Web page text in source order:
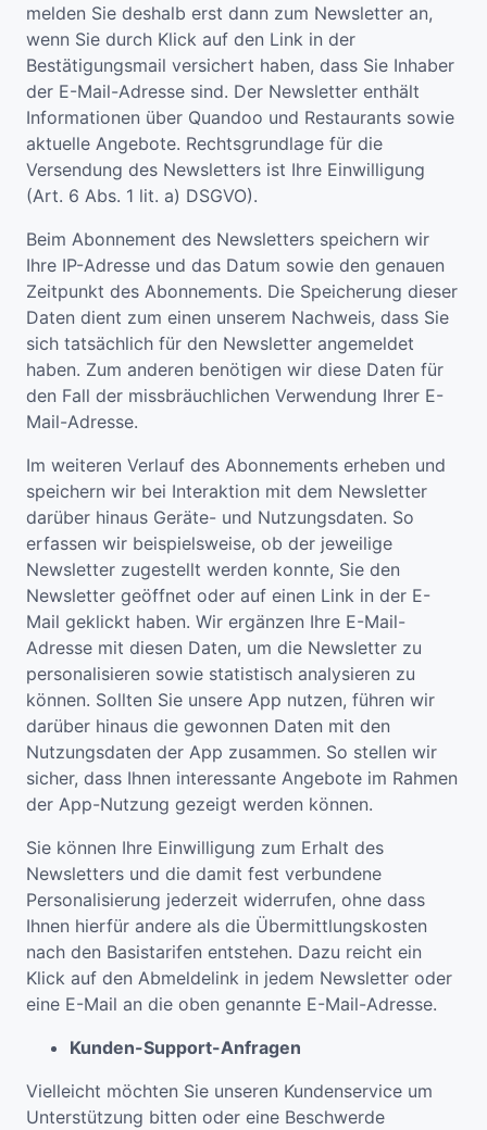
melden Sie deshalb erst dann zum Newsletter an,
wenn Sie durch Klick auf den Link in der
Bestätigungsmail versichert haben, dass Sie Inhaber
der E-Mail-Adresse sind. Der Newsletter enthält
Informationen über Quandoo und Restaurants sowie
aktuelle Angebote. Rechtsgrundlage für die
Versendung des Newsletters ist Ihre Einwilligung
(Art. 6 Abs. 1 lit. a) DSGVO).
Beim Abonnement des Newsletters speichern wir
Ihre IP-Adresse und das Datum sowie den genauen
Zeitpunkt des Abonnements. Die Speicherung dieser
Daten dient zum einen unserem Nachweis, dass Sie
sich tatsächlich für den Newsletter angemeldet
haben. Zum anderen benötigen wir diese Daten für
den Fall der missbräuchlichen Verwendung Ihrer E-
Mail-Adresse.
Im weiteren Verlauf des Abonnements erheben und
speichern wir bei Interaktion mit dem Newsletter
darüber hinaus Geräte- und Nutzungsdaten. So
erfassen wir beispielsweise, ob der jeweilige
Newsletter zugestellt werden konnte, Sie den
Newsletter geöffnet oder auf einen Link in der E-
Mail geklickt haben. Wir ergänzen Ihre E-Mail-
Adresse mit diesen Daten, um die Newsletter zu
personalisieren sowie statistisch analysieren zu
können. Sollten Sie unsere App nutzen, führen wir
darüber hinaus die gewonnen Daten mit den
Nutzungsdaten der App zusammen. So stellen wir
sicher, dass Ihnen interessante Angebote im Rahmen
der App-Nutzung gezeigt werden können.
Sie können Ihre Einwilligung zum Erhalt des
Newsletters und die damit fest verbundene
Personalisierung jederzeit widerrufen, ohne dass
Ihnen hierfür andere als die Übermittlungskosten
nach den Basistarifen entstehen. Dazu reicht ein
Klick auf den Abmeldelink in jedem Newsletter oder
eine E-Mail an die oben genannte E-Mail-Adresse.
Kunden-Support-Anfragen
Vielleicht möchten Sie unseren Kundenservice um
Unterstützung bitten oder eine Beschwerde